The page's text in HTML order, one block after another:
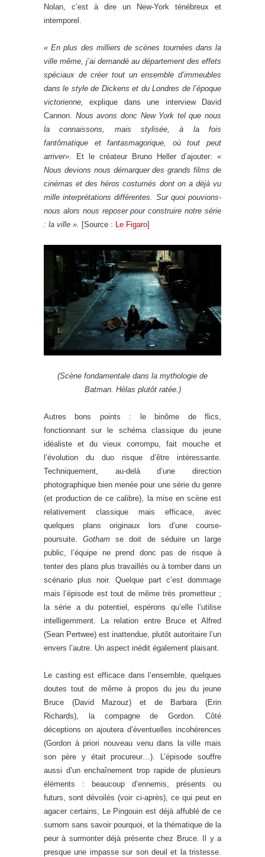
Nolan, c’est à dire un New-York ténébreux et
intemporel.
« En plus des milliers de scènes tournées dans la
ville même, j’ai demandé au département des effets
spéciaux de créer tout un ensemble d’immeubles
dans le style de Dickens et du Londres de l’époque
victorienne,
explique dans une interview David
Cannon. Nous avons donc New York tel que nous
la connaissons, mais stylisée, à la fois
fantômatique et fantasmagorique, où tout peut
arriver» . Et le créateur Bruno Heller d’ajouter: «
Nous devions nous démarquer des grands films de
cinémas et des héros costumés dont on a déjà vu
mille interprétations différentes. Sur quoi pouvions-
nous alors nous reposer pour construire notre série
: la ville ». [Source : Le Figaro]
(Scène fondamentale dans la mythologie de
Batman. Hélas plutôt ratée.)
Autres bons points : le binôme de flics,
fonctionnant sur le schéma classique du jeune
idéaliste et du vieux corrompu, fait mouche et
l’évolution du duo risque d’être intéressante.
Techniquement, au-delà d’une direction
photographique bien menée pour une série du genre
(et production de ce calibre), la mise en scène est
relativement classique mais efficace, avec
quelques plans originaux lors d’une course-
poursuite.Gotham se doit de séduire un large
public, l’équipe ne prend donc pas de risque à
tenter des plans plus travaillés ou à tomber dans un
scénario plus noir. Quelque part c’est dommage
mais l’épisode est tout de même très prometteur ;
la série a du potentiel, espérons qu’elle l’utilise
intelligemment. La relation entre Bruce et Alfred
(Sean Pertwee) est inattendue, plutôt autoritaire l’un
envers l’autre. Un aspect inédit également plaisant.
Le casting est efficace dans l’ensemble, quelques
doutes tout de même à propos du jeu du jeune
Bruce (David Mazouz) et de Barbara (Erin
Richards), la compagne de Gordon. Côté
déceptions on ajoutera d’éventuelles incohérences
(Gordon à priori nouveau venu dans la ville mais
son père y était procureur…). L’épisode souffre
aussi d’un enchaînement trop rapide de plusieurs
éléments : beaucoup d’ennemis, présents ou
futurs, sont dévoilés (voir ci-après), ce qui peut en
agacer certains, Le Pingouin est déjà affublé de ce
surnom sans savoir pourquoi, et la thématique de la
peur à surmonter déjà présente chez Bruce. Il y a
presque une impasse sur son deuil et la tristesse.